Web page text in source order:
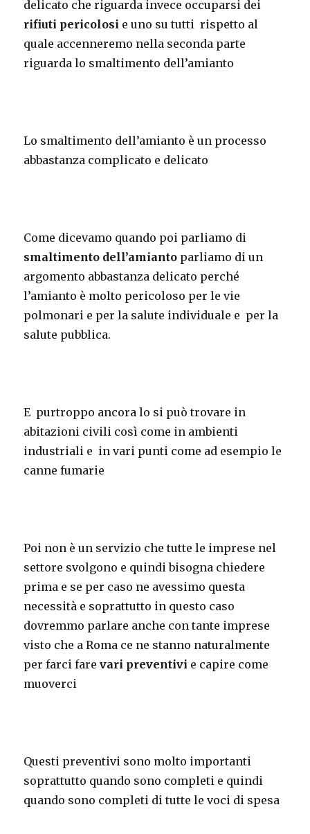
delicato che riguarda invece occuparsi dei
rifiuti pericolosi e uno su tutti rispetto al
quale accenneremo nella seconda parte
riguarda lo smaltimento dell’amianto
Lo smaltimento dell’amianto è un processo
abbastanza complicato e delicato
Come dicevamo quando poi parliamo di
smaltimento dell’amianto parliamo di un
argomento abbastanza delicato perché
l’amianto è molto pericoloso per le vie
polmonari e per la salute individuale e per la
salute pubblica.
E purtroppo ancora lo si può trovare in
abitazioni civili così come in ambienti
industriali e in vari punti come ad esempio le
canne fumarie
Poi non è un servizio che tutte le imprese nel
settore svolgono e quindi bisogna chiedere
prima e se per caso ne avessimo questa
necessità e soprattutto in questo caso
dovremmo parlare anche con tante imprese
visto che a Roma ce ne stanno naturalmente
per farci farevari preventivi e capire come
muoverci
Questi preventivi sono molto importanti
soprattutto quando sono completi e quindi
quando sono completi di tutte le voci di spesa